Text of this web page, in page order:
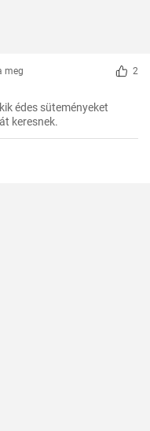
meg 2
édes süteményeket
keresnek.